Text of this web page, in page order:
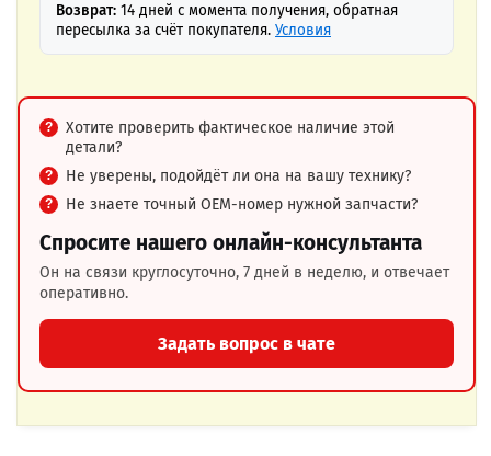
Возврат: 14 дней с момента получения, обратная
пересылка за счёт покупателя. Условия
Хотите проверить фактическое наличие этой
детали?
Не уверены, подойдёт ли она на вашу технику?
Не знаете точный OEM-номер нужной запчасти?
Спросите нашего онлайн-консультанта
Он на связи круглосуточно, 7 дней в неделю, и отвечает
оперативно.
Задать вопрос в чате